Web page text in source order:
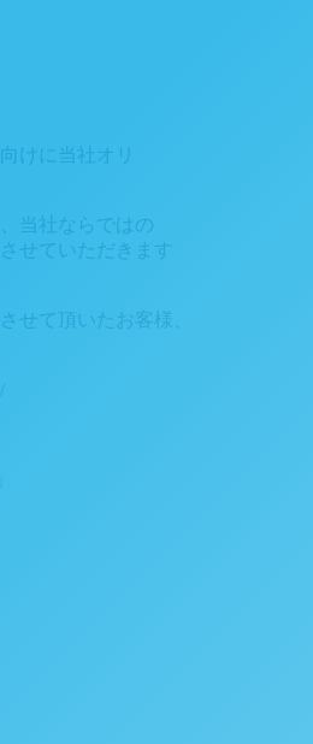
けに当社オリ
当社ならではの
せていただきます
せて頂いたお客様、